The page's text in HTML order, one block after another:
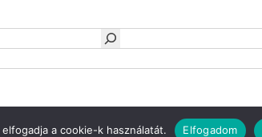
a cookie-k használatát. Elfogadom